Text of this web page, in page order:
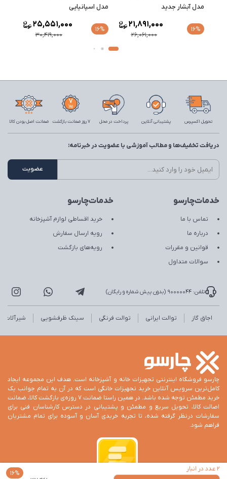
16%
2 عدد در انبار
مدل آبشار جدید
16%
26,061,000
21,891,000
مدل اسپانیایی
16%
30,419,000
25,551,000
تحویل اکسپرس پشتیبانی آنلاین پرداخت در محل 7 روز ضمانت بازگشت ضمانت اصل بودن کالا
خدمات‌چارسو
تماس با ما
درباره ما
قوانین و مقررات
سوالات متداول
خدمات‌چارسو
خرید اقساطی لوازم آشپزخانه
رویه ارسال سفارش
رویه‌های بازگشت
دریافت تخفیف‌ها و مطالب آموزشی با عضویت در خبرنامه:
تلفن: 90000044 (بدون پیش شماره و رایگان)
اجاق گاز توالت ایرانی توالت فرنگی سینک ظرفشویی شیرآلات
چارسو فروشگاه اینترنتی تجهیزات خانه و آشپزخانه است. هدف این مجموعه ایجاد
کامل‌ترین سرویس آنلاین خرید تجهیزات خانگی است که در آن به تمام جوانب یک
خرید مطمئن توجه شده باشد. در همین راستا ضمانت 7 روزه‌ی بازگشت کالا، ضمانت
اصالت کالا، تحویل سریع و مطمئن و پشتیبانی در دسترس کارشناسان فنی برای
سفارشات درنظر گرفته شده، تا تجربه خریدی آسان و آسوده برای تمام مشتریان
فراهم شود.